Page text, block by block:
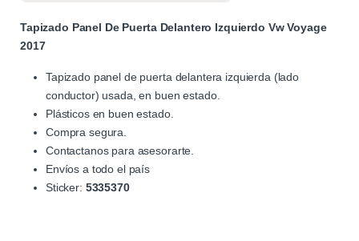
Tapizado Panel De Puerta Delantero Izquierdo Vw Voyage
2017
Tapizado panel de puerta delantera izquierda (lado
conductor) usada, en buen estado.
Plásticos en buen estado.
Compra segura.
Contactanos para asesorarte.
Envíos a todo el país
Sticker: 5335370